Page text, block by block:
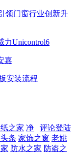
领门窗行业创新升
力Unicontrol6
嘉
安装流程
评论登陆
之家 净
条 家饰之窗 老姚
防水之家 防盗之